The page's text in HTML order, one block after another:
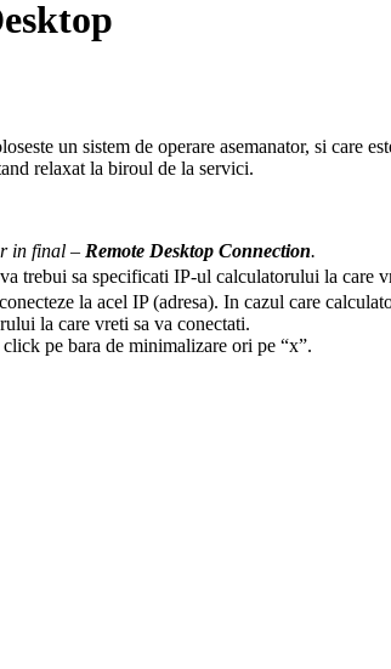
un sistem de operare asemanator, si care
relaxat la biroul de la servici.
in final – Remote Desktop Connection.
trebui sa specificati IP-ul calculatorului la care
la acel IP (adresa). In cazul care
la care vreti sa va conectati.
pe bara de minimalizare ori pe “x”.